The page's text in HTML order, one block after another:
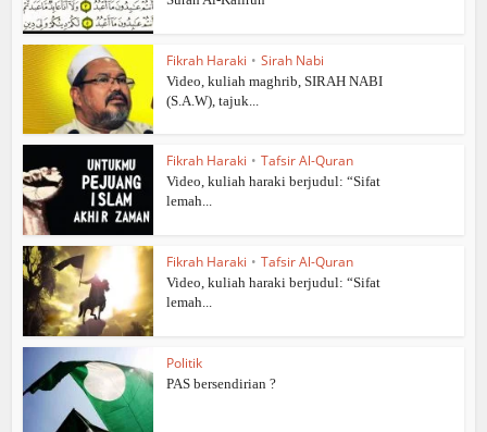
Fikrah Haraki • Sirah Nabi
Video, kuliah maghrib, SIRAH NABI
(S.A.W), tajuk...
Fikrah Haraki • Tafsir Al-Quran
Video, kuliah haraki berjudul: “Sifat
lemah...
Fikrah Haraki • Tafsir Al-Quran
Video, kuliah haraki berjudul: “Sifat
lemah...
Politik
PAS bersendirian ?